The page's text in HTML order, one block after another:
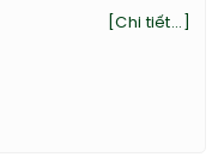
[Chi tiết...]